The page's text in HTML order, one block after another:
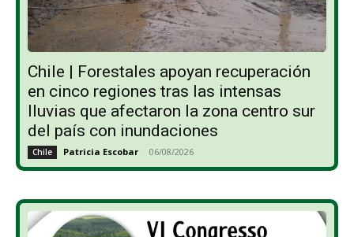
Chile | Forestales apoyan recuperación
en cinco regiones tras las intensas
lluvias que afectaron la zona centro sur
del país con inundaciones
Chile Patricia Escobar - 06/08/2026